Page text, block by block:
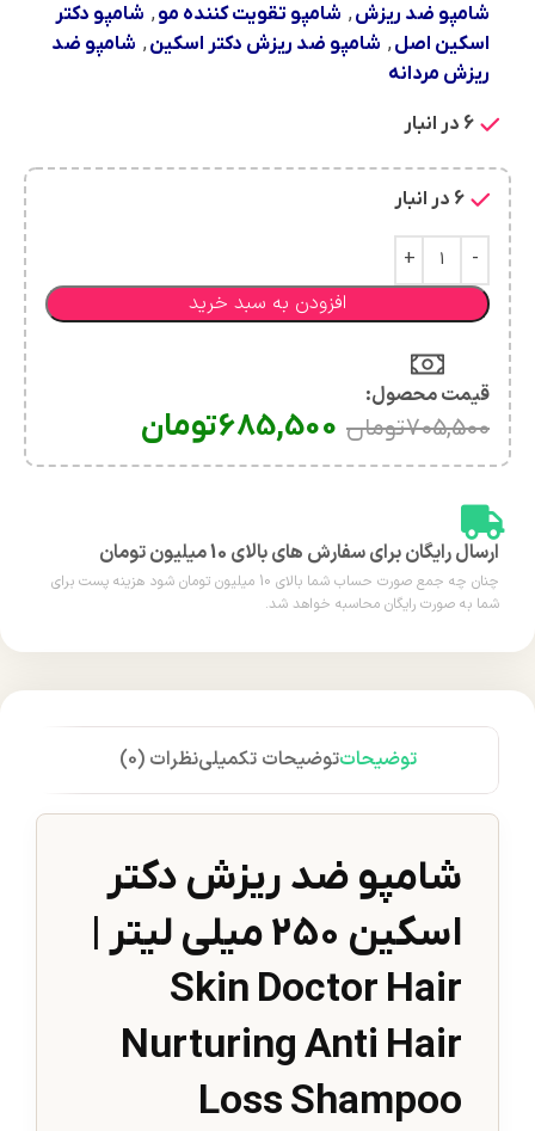
شامپو ضد ریزش, شامپو تقویت کننده مو, شامپو دکتر
اسکین اصل, شامپو ضد ریزش دکتر اسکین, شامپو ضد
ریزش مردانه
6 در انبار
6 در انبار
افزودن به سبد خرید
قیمت محصول:​
705,500تومان 685,500تومان
ارسال رایگان برای سفارش های بالای 10 میلیون تومان
چنان چه جمع صورت حساب شما بالای 10 میلیون تومان شود هزینه پست برای
شما به صورت رایگان محاسبه خواهد شد.
توضیحاتتوضیحات تکمیلینظرات (0)
شامپو ضد ریزش دکتر
اسکین 250 میلی لیتر |
Skin Doctor Hair
Nurturing Anti Hair
Loss Shampoo